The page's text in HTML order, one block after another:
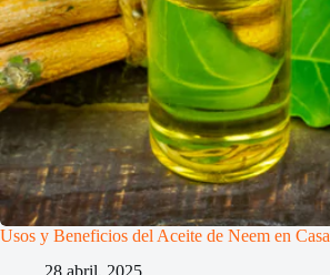
Usos y Beneficios del Aceite de Neem en Casa